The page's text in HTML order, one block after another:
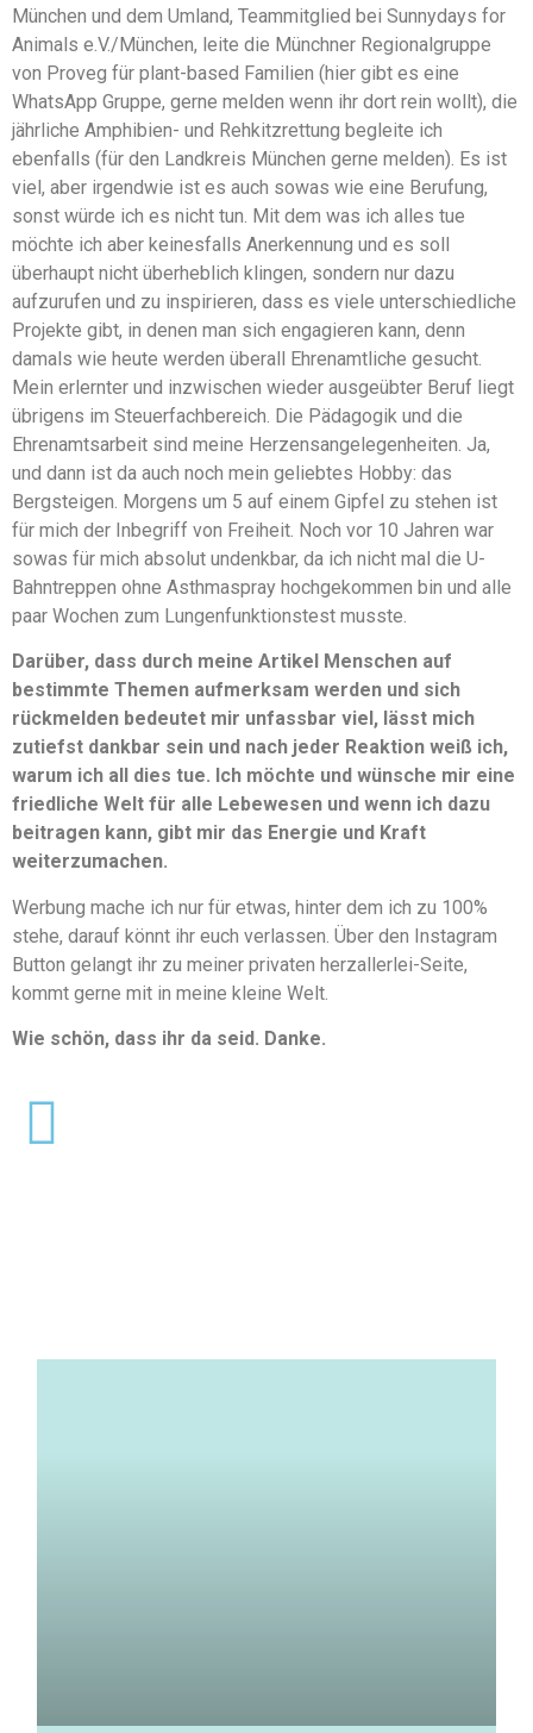
München und dem Umland, Teammitglied bei Sunnydays for
Animals e.V./München, leite die Münchner Regionalgruppe
von Proveg für plant-based Familien (hier gibt es eine
WhatsApp Gruppe, gerne melden wenn ihr dort rein wollt), die
jährliche Amphibien- und Rehkitzrettung begleite ich
ebenfalls (für den Landkreis München gerne melden). Es ist
viel, aber irgendwie ist es auch sowas wie eine Berufung,
sonst würde ich es nicht tun. Mit dem was ich alles tue
möchte ich aber keinesfalls Anerkennung und es soll
überhaupt nicht überheblich klingen, sondern nur dazu
aufzurufen und zu inspirieren, dass es viele unterschiedliche
Projekte gibt, in denen man sich engagieren kann, denn
damals wie heute werden überall Ehrenamtliche gesucht.
Mein erlernter und inzwischen wieder ausgeübter Beruf liegt
übrigens im Steuerfachbereich. Die Pädagogik und die
Ehrenamtsarbeit sind meine Herzensangelegenheiten. Ja,
und dann ist da auch noch mein geliebtes Hobby: das
Bergsteigen. Morgens um 5 auf einem Gipfel zu stehen ist
für mich der Inbegriff von Freiheit. Noch vor 10 Jahren war
sowas für mich absolut undenkbar, da ich nicht mal die U-
Bahntreppen ohne Asthmaspray hochgekommen bin und alle
paar Wochen zum Lungenfunktionstest musste.
Darüber, dass durch meine Artikel Menschen auf
bestimmte Themen aufmerksam werden und sich
rückmelden bedeutet mir unfassbar viel, lässt mich
zutiefst dankbar sein und nach jeder Reaktion weiß ich,
warum ich all dies tue. Ich möchte und wünsche mir eine
friedliche Welt für alle Lebewesen und wenn ich dazu
beitragen kann, gibt mir das Energie und Kraft
weiterzumachen.
Werbung mache ich nur für etwas, hinter dem ich zu 100%
stehe, darauf könnt ihr euch verlassen. Über den Instagram
Button gelangt ihr zu meiner privaten herzallerlei-Seite,
kommt gerne mit in meine kleine Welt.
Wie schön, dass ihr da seid. Danke.